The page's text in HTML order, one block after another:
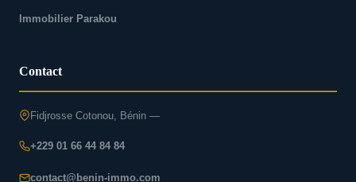
Immobilier Parakou
Contact
Fidjrosse Cotonou, Bénin —
+229 01 66 44 84 84
contact@benin-immo.com